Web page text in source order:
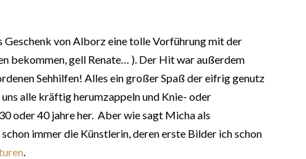
Geschenk von Alborz eine tolle Vorführung mit der
bekommen, gell Renate… ). Der Hit war außerdem
Sehhilfen! Alles ein großer Spaß der eifrig genutz
uns alle kräftig herumzappeln und Knie- oder
oder 40 jahre her. Aber wie sagt Micha als
immer die Künstlerin, deren erste Bilder ich schon
.